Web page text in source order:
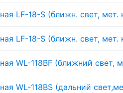
LF-18-S (ближн. свет, мет.
LF-18-S (ближн. свет, мет.
WL-118BF (ближний свет,
WL-118BS (дальний